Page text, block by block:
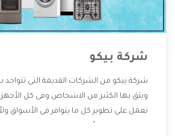
شركة بيكو
شركة بيكو من الشركات القديمة التى
ويثق بها الكثير من الاشخاص وفى كل
تعمل على تطوير كل ما يتوافر فى الأسواق